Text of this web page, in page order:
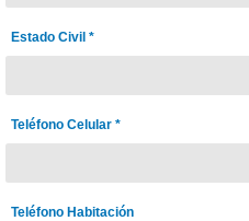
Estado Civil *
Teléfono Celular *
Teléfono Habitación